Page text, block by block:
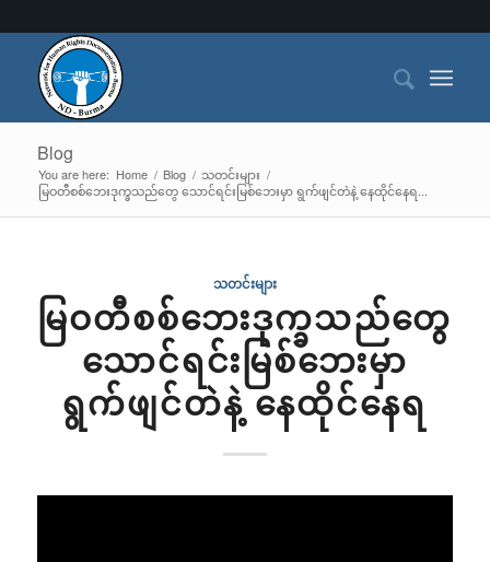
Blog
You are here: Home / Blog / သတင်းများ /
မြဝတီစစ်ဘေးဒုက္ခသည်တွေ သောင်ရင်းမြစ်ဘေးမှာ ရွက်ဖျင်တဲနဲ့ နေထိုင်နေရ...
သတင်းများ
မြဝတီစစ်ဘေးဒုက္ခသည်တွေ
သောင်ရင်းမြစ်ဘေးမှာ
ရွက်ဖျင်တဲနဲ့ နေထိုင်နေရ